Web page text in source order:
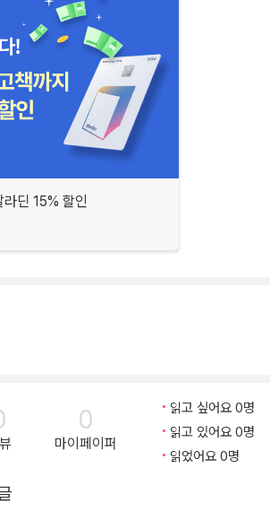
딘 15% 할인
0
마이페이퍼
읽고 싶어요 0명
읽고 있어요 0명
읽었어요 0명